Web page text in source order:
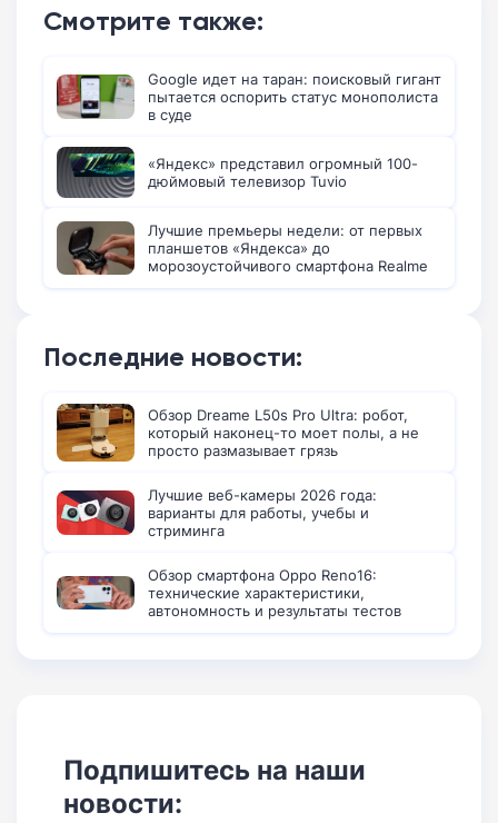
Смотрите также:
Google идет на таран: поисковый гигант
пытается оспорить статус монополиста
в суде
«Яндекс» представил огромный 100-
дюймовый телевизор Tuvio
Лучшие премьеры недели: от первых
планшетов «Яндекса» до
морозоустойчивого смартфона Realme
Последние новости:
Обзор Dreame L50s Pro Ultra: робот,
который наконец-то моет полы, а не
просто размазывает грязь
Лучшие веб-камеры 2026 года:
варианты для работы, учебы и
стриминга
Обзор смартфона Oppo Reno16:
технические характеристики,
автономность и результаты тестов
Подпишитесь на наши
новости: